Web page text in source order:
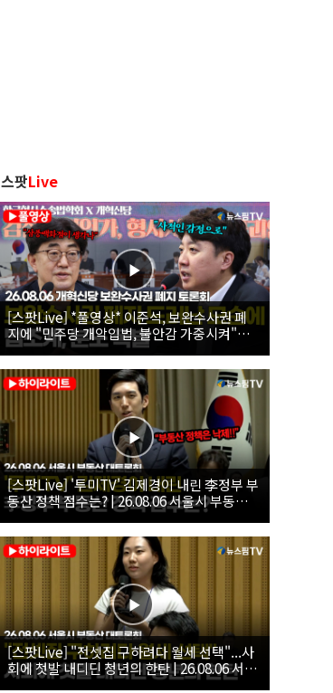
스팟Live
[스팟Live] *풀영상* 이준석, 보완수사권 폐
지에 "민주당 개악입법, 불안감 가중시켜"｜
26.08.06 개혁신당 보완수사권 폐지 토론회
[스팟Live] '투미TV' 김제경이 내린 李정부 부
동산 정책 점수는? | 26.08.06 서울시 부동산
대토론회
[스팟Live] "전셋집 구하려다 월세 선택"...사
회에 첫발 내디딘 청년의 한탄 | 26.08.06 서울
시 부동산 대토론회